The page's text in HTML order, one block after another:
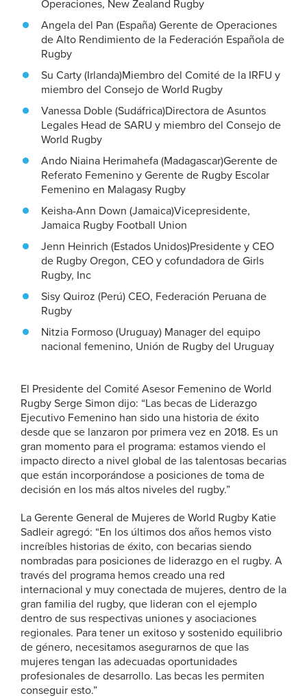
Operaciones, New Zealand Rugby
Angela del Pan (España) Gerente de Operaciones
de Alto Rendimiento de la Federación Española de
Rugby
Su Carty (Irlanda)Miembro del Comité de la IRFU y
miembro del Consejo de World Rugby
Vanessa Doble (Sudáfrica)Directora de Asuntos
Legales Head de SARU y miembro del Consejo de
World Rugby
Ando Niaina Herimahefa (Madagascar)Gerente de
Referato Femenino y Gerente de Rugby Escolar
Femenino en Malagasy Rugby
Keisha-Ann Down (Jamaica)Vicepresidente,
Jamaica Rugby Football Union
Jenn Heinrich (Estados Unidos)Presidente y CEO
de Rugby Oregon, CEO y cofundadora de Girls
Rugby, Inc
Sisy Quiroz (Perú) CEO, Federación Peruana de
Rugby
Nitzia Formoso (Uruguay) Manager del equipo
nacional femenino, Unión de Rugby del Uruguay
El Presidente del Comité Asesor Femenino de World
Rugby Serge Simon dijo: “Las becas de Liderazgo
Ejecutivo Femenino han sido una historia de éxito
desde que se lanzaron por primera vez en 2018. Es un
gran momento para el programa: estamos viendo el
impacto directo a nivel global de las talentosas becarias
que están incorporándose a posiciones de toma de
decisión en los más altos niveles del rugby.”
La Gerente General de Mujeres de World Rugby Katie
Sadleir agregó: “En los últimos dos años hemos visto
increíbles historias de éxito, con becarias siendo
nombradas para posiciones de liderazgo en el rugby. A
través del programa hemos creado una red
internacional y muy conectada de mujeres, dentro de la
gran familia del rugby, que lideran con el ejemplo
dentro de sus respectivas uniones y asociaciones
regionales. Para tener un exitoso y sostenido equilibrio
de género, necesitamos asegurarnos de que las
mujeres tengan las adecuadas oportunidades
profesionales de desarrollo. Las becas les permiten
conseguir esto.”